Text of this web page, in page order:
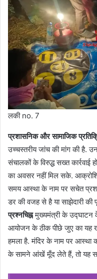
लकी no. 7
प्रशासनिक और सामाजिक
उच्चस्तरीय जांच की मांग की है.
संचालकों के विरुद्ध सख्त कार्रवाई
का अवसर नहीं मिल सके.
समय आस्था के नाम पर सचेत
डर की वजह से है या साझेदारी की
प्रश्नचिह्नमुख्यमंत्री के उद्घाटन
आयोजन के ठीक पीछे जुए का यह
हमला है. मंदिर के नाम पर आस्था
के सामने आंखें मूँद लेते हैं, तो यह